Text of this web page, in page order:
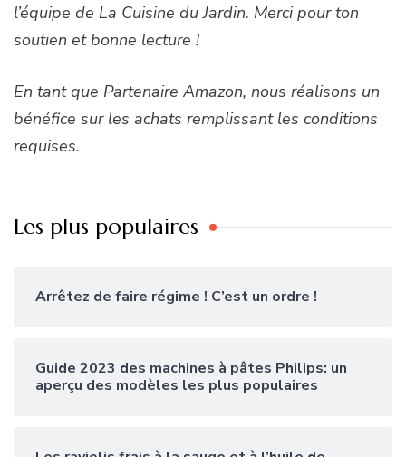
l’équipe de La Cuisine du Jardin. Merci pour ton
soutien et bonne lecture !
En tant que Partenaire Amazon, nous réalisons un
bénéfice sur les achats remplissant les conditions
requises.
Les plus populaires
Arrêtez de faire régime ! C’est un ordre !
Guide 2023 des machines à pâtes Philips: un
aperçu des modèles les plus populaires